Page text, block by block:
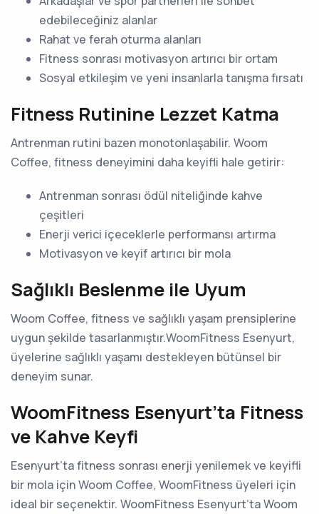
edebileceğiniz alanlar
Rahat ve ferah oturma alanları
Fitness sonrası motivasyon artırıcı bir ortam
Sosyal etkileşim ve yeni insanlarla tanışma fırsatı
Fitness Rutinine Lezzet Katma
Antrenman rutini bazen monotonlaşabilir. Woom
Coffee, fitness deneyimini daha keyifli hale getirir:
Antrenman sonrası ödül niteliğinde kahve
çeşitleri
Enerji verici içeceklerle performansı artırma
Motivasyon ve keyif artırıcı bir mola
Sağlıklı Beslenme ile Uyum
Woom Coffee, fitness ve sağlıklı yaşam prensiplerine
uygun şekilde tasarlanmıştır.WoomFitness Esenyurt,
üyelerine sağlıklı yaşamı destekleyen bütünsel bir
deneyim sunar.
WoomFitness Esenyurt’ta Fitness
ve Kahve Keyfi
Esenyurt’ta fitness sonrası enerji yenilemek ve keyifli
bir mola için Woom Coffee, WoomFitness üyeleri için
ideal bir seçenektir. WoomFitness Esenyurt’ta Woom